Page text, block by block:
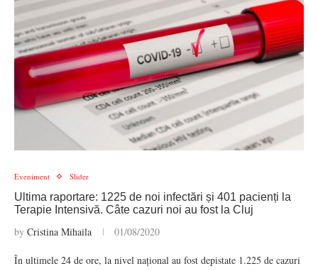
Eveniment Slider
Ultima raportare: 1225 de noi infectări și 401 pacienți la
Terapie Intensivă. Câte cazuri noi au fost la Cluj
by Cristina Mihaila 01/08/2020
În ultimele 24 de ore, la nivel național au fost depistate 1.225 de cazuri